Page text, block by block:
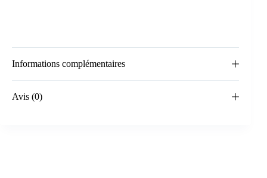
Informations complémentaires
Avis (0)